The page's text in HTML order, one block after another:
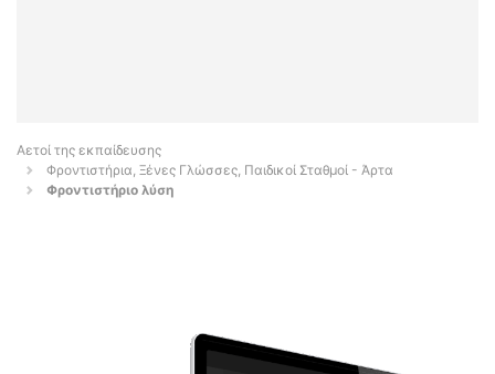
Αετοί της εκπαίδευσης
Φροντιστήρια, Ξένες Γλώσσες, Παιδικοί Σταθμοί - Άρτα
Φροντιστήριο λύση